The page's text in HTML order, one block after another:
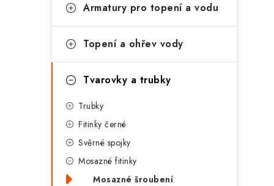
o
t
kategorie
a
e
Armatury pro topení a vodu
Topení a ohřev vody
Tvarovky a trubky
Trubky
Fitinky černé
Svěrné spojky
Mosazné fitinky
Mosazné šroubení